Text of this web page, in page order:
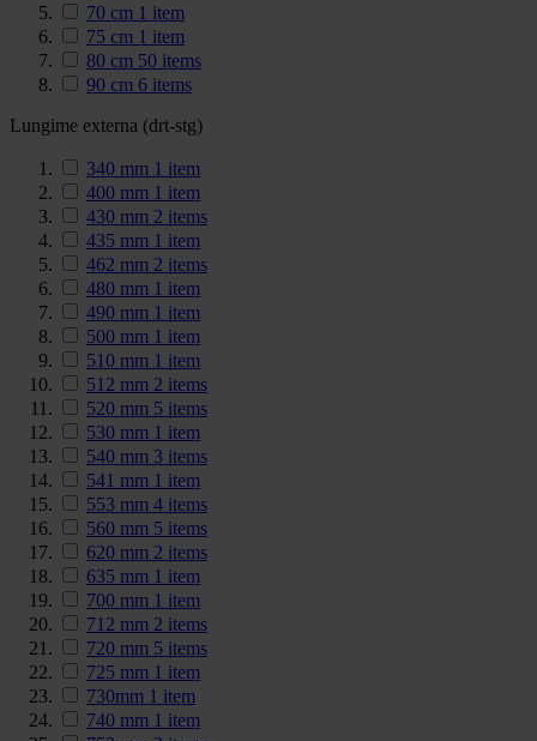
70 cm 1 item
75 cm 1 item
80 cm 50 items
90 cm 6 items
Lungime externa (drt-stg)
340 mm 1 item
400 mm 1 item
430 mm 2 items
435 mm 1 item
462 mm 2 items
480 mm 1 item
490 mm 1 item
500 mm 1 item
510 mm 1 item
512 mm 2 items
520 mm 5 items
530 mm 1 item
540 mm 3 items
541 mm 1 item
553 mm 4 items
560 mm 5 items
620 mm 2 items
635 mm 1 item
700 mm 1 item
712 mm 2 items
720 mm 5 items
725 mm 1 item
730mm 1 item
740 mm 1 item